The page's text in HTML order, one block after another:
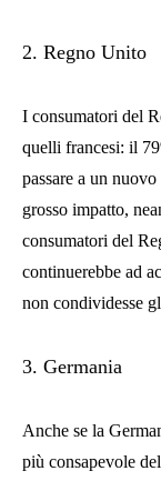
2. Regno Unito
I consumatori del
quelli francesi: il
passare a un
grosso impatto,
consumatori del
continuerebbe ad
non condividesse
3. Germania
Anche se la
più consapevole